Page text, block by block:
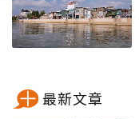
最新文章